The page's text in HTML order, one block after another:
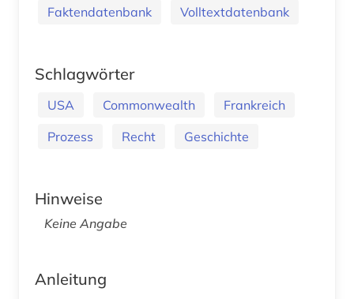
Faktendatenbank Volltextdatenbank
Schlagwörter
USA Commonwealth
Frankreich
Prozess
Recht Geschichte
Hinweise
Keine Angabe
Anleitung